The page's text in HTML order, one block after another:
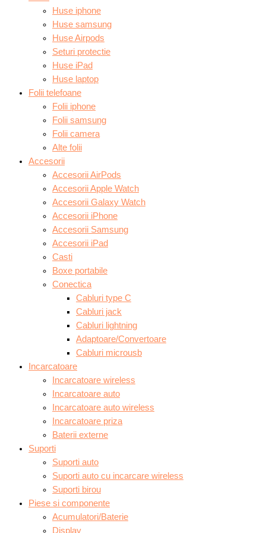
Huse iphone
Huse samsung
Huse Airpods
Seturi protectie
Huse iPad
Huse laptop
Folii telefoane
Folii iphone
Folii samsung
Folii camera
Alte folii
Accesorii
Accesorii AirPods
Accesorii Apple Watch
Accesorii Galaxy Watch
Accesorii iPhone
Accesorii Samsung
Accesorii iPad
Casti
Boxe portabile
Conectica
Cabluri type C
Cabluri jack
Cabluri lightning
Adaptoare/Convertoare
Cabluri microusb
Incarcatoare
Incarcatoare wireless
Incarcatoare auto
Incarcatoare auto wireless
Incarcatoare priza
Baterii externe
Suporti
Suporti auto
Suporti auto cu incarcare wireless
Suporti birou
Piese si componente
Acumulatori/Baterie
Display